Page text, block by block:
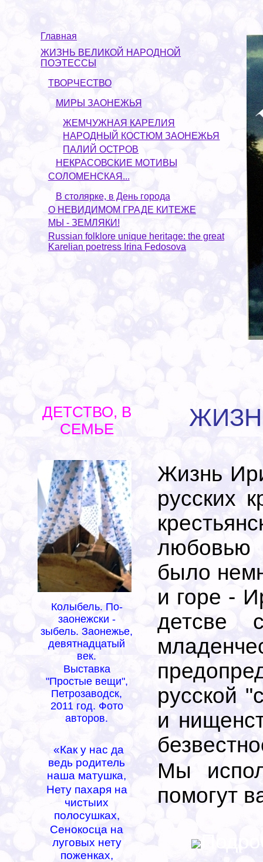
Главная
ЖИЗНЬ ВЕЛИКОЙ НАРОДНОЙ
ПОЭТЕССЫ
ТВОРЧЕСТВО
МИРЫ ЗАОНЕЖЬЯ
ЖЕМЧУЖНАЯ КАРЕЛИЯ
НАРОДНЫЙ КОСТЮМ ЗАОНЕЖЬЯ
ПАЛИЙ ОСТРОВ
НЕКРАСОВСКИЕ МОТИВЫ
СОЛОМЕНСКАЯ...
В столярке, в День города
О НЕВИДИМОМ ГРАДЕ КИТЕЖЕ
МЫ - ЗЕМЛЯКИ!
Russian folklore unique heritage: the great
Karelian poetress Irina Fedosova
ДЕТСТВО, В
СЕМЬЕ
Колыбель. По-
заонежски -
зыбель. Заонежье,
девятнадцатый
век.
Выставка
"Простые вещи",
Петрозаводск,
2011 год. Фото
авторов.
«Как у нас да
ведь родитель
наша матушка,
Нету пахаря на
чистыих
полосушках,
Сенокосца на
луговых нету
поженках,
Жизнь
русских
любовью
было
и горе -
детсве
русской
и
Мы
помогут